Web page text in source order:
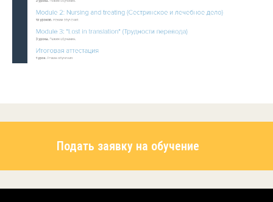
Подать заявку на обучение